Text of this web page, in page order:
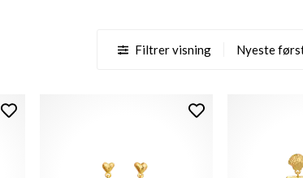
Filtrer visning